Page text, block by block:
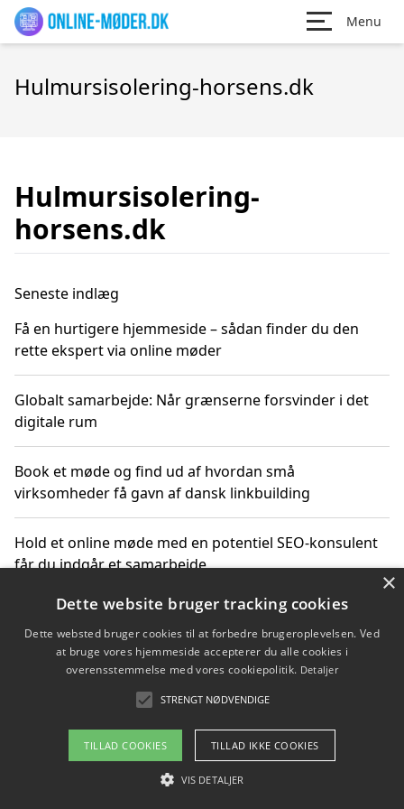
Menu
Hulmursisolering-horsens.dk
Hulmursisolering-
horsens.dk
Seneste indlæg
Få en hurtigere hjemmeside – sådan finder du den
rette ekspert via online møder
Globalt samarbejde: Når grænserne forsvinder i det
digitale rum
Book et møde og find ud af hvordan små
virksomheder få gavn af dansk linkbuilding
Hold et online møde med en potentiel SEO-konsulent
får du indgår et samarbejde
Hold et møde med en WordPress ekspert og vælg den
mest professionelle til at vedligeholde din løsning
Om / kontakt
Blog Betingelser
×
Dette website bruger tracking cookies
Dette websted bruger cookies til at forbedre brugeroplevelsen. Ved
at bruge vores hjemmeside accepterer du alle cookies i
overensstemmelse med vores cookiepolitik. Detaljer
STRENGT NØDVENDIGE
TILLAD COOKIES TILLAD IKKE COOKIES
VIS DETALJER